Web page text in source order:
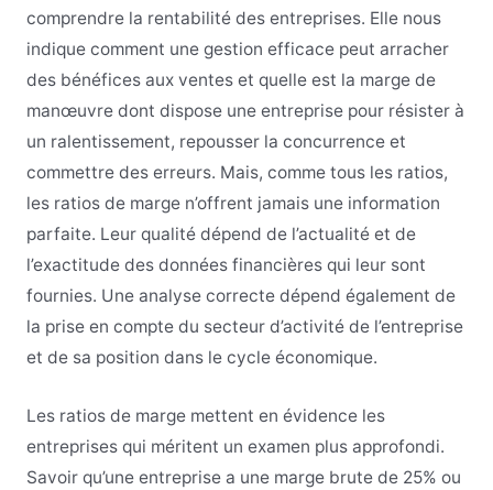
comprendre la rentabilité des entreprises. Elle nous
indique comment une gestion efficace peut arracher
des bénéfices aux ventes et quelle est la marge de
manœuvre dont dispose une entreprise pour résister à
un ralentissement, repousser la concurrence et
commettre des erreurs. Mais, comme tous les ratios,
les ratios de marge n’offrent jamais une information
parfaite. Leur qualité dépend de l’actualité et de
l’exactitude des données financières qui leur sont
fournies. Une analyse correcte dépend également de
la prise en compte du secteur d’activité de l’entreprise
et de sa position dans le cycle économique.
Les ratios de marge mettent en évidence les
entreprises qui méritent un examen plus approfondi.
Savoir qu’une entreprise a une marge brute de 25% ou